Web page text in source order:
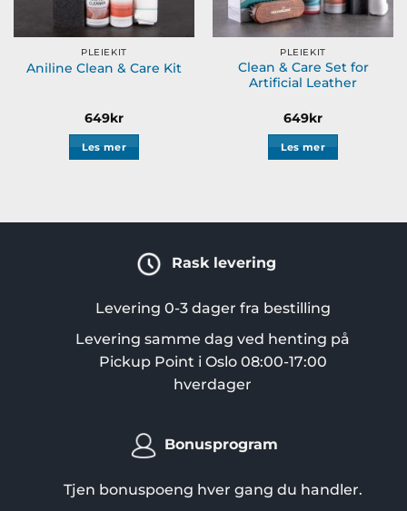
PLEIEKIT
Aniline Clean & Care Kit
649kr
Les mer
PLEIEKIT
Clean & Care Set for
Artificial Leather
649kr
Les mer
Rask levering
Levering 0-3 dager fra bestilling
Levering samme dag ved henting på
Pickup Point i Oslo 08:00-17:00
hverdager
Bonusprogram
Tjen bonuspoeng hver gang du handler.